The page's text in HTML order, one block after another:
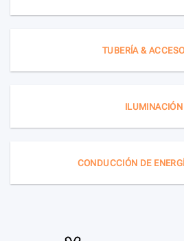
TUBERÍA &
ILUMINACIÓN
CONDUCCIÓN DE